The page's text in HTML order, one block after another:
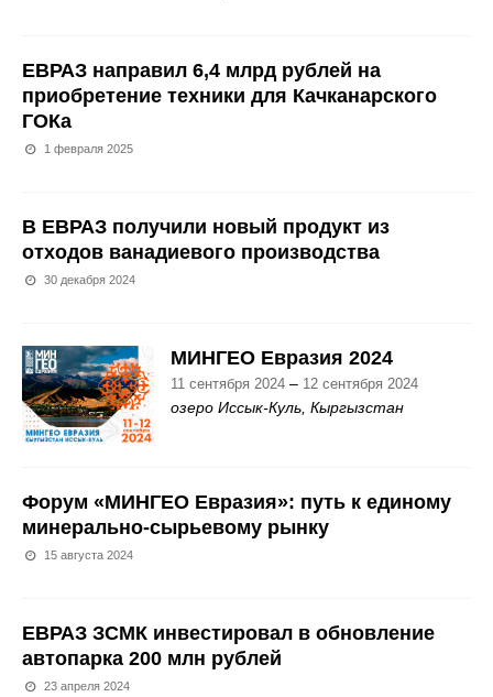
ЕВРАЗ направил 6,4 млрд рублей на
приобретение техники для Качканарского
ГОКа
1 февраля 2025
В ЕВРАЗ получили новый продукт из
отходов ванадиевого производства
30 декабря 2024
МИНГЕО Евразия 2024
11 сентября 2024 – 12 сентября 2024
озеро Иссык-Куль, Кыргызстан
​Форум «МИНГЕО Евразия»: путь к единому
минерально-сырьевому рынку
15 августа 2024
ЕВРАЗ ЗСМК инвестировал в обновление
автопарка 200 млн рублей
23 апреля 2024